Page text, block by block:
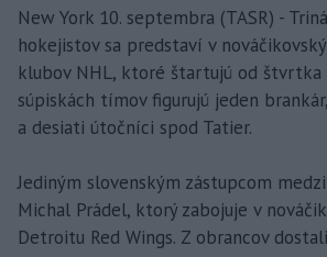
New York 10. septembra (TASR) -
hokejistov sa predstaví v
klubov NHL, ktoré štartujú od štvrtka
súpiskách tímov figurujú jeden
a desiati útočníci spod Tatier.
Jediným slovenským zástupcom
Michal Prádel, ktorý zabojuje v
Detroitu Red Wings. Z obrancov